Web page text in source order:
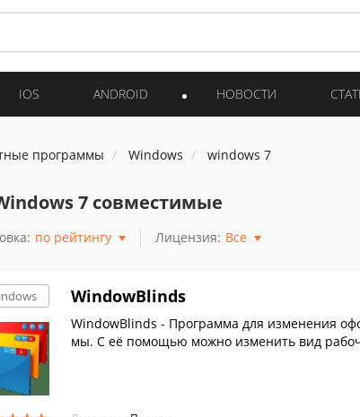
IOS ANDROID НОВОСТИ
программы Windows windows 7
7 совместимые
по рейтингу Лицензия: Все
WindowBlinds
WindowBlinds - Программа для изменения
мы. С её помощью можно изменить вид